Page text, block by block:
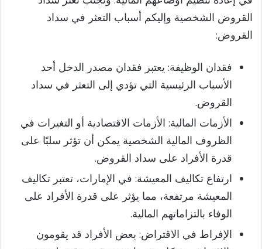
القروض الشخصية وإليكم أسباب التعثر في سداد
القروض:
فقدان الوظيفة: يعتبر فقدان مصدر الدخل أحد
الأسباب الرئيسية التي تؤدي إلى التعثر في سداد
القروض.
الأزمات المالية: الأزمات الاقتصادية أو التغيرات في
الظروف المالية الشخصية يمكن أن تؤثر سلبًا على
قدرة الأفراد على سداد القروض.
ارتفاع تكاليف المعيشة: في الإمارات، تعتبر تكاليف
المعيشة مرتفعة، مما يؤثر على قدرة الأفراد على
الوفاء بالتزاماتهم المالية.
الإفراط في الاقتراض: بعض الأفراد قد يقومون